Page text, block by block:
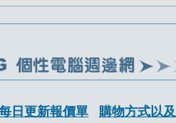
日更新報價單 購物方式以